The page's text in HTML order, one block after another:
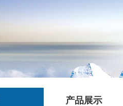
产品展示